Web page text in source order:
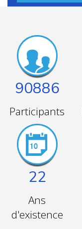
90886
Participants
22
Ans
d'existence